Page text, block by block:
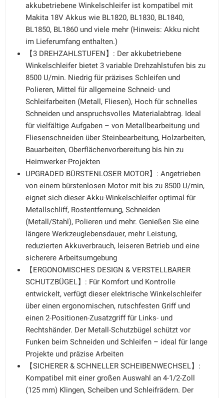
akkubetriebene Winkelschleifer ist kompatibel mit
Makita 18V Akkus wie BL1820, BL1830, BL1840,
BL1850, BL1860 und viele mehr (Hinweis: Akku nicht
im Lieferumfang enthalten.)
【3 DREHZAHLSTUFEN】: Der akkubetriebene
Winkelschleifer bietet 3 variable Drehzahlstufen bis zu
8500 U/min. Niedrig für präzises Schleifen und
Polieren, Mittel für allgemeine Schneid- und
Schleifarbeiten (Metall, Fliesen), Hoch für schnelles
Schneiden und anspruchsvolles Materialabtrag. Ideal
für vielfältige Aufgaben – von Metallbearbeitung und
Fliesenschneiden über Steinbearbeitung, Holzarbeiten,
Bauarbeiten, Oberflächenvorbereitung bis hin zu
Heimwerker-Projekten
UPGRADED BÜRSTENLOSER MOTOR】: Angetrieben
von einem bürstenlosen Motor mit bis zu 8500 U/min,
eignet sich dieser Akku-Winkelschleifer optimal für
Metallschliff, Rostentfernung, Schneiden
(Metall/Stahl), Polieren und mehr. Genießen Sie eine
längere Werkzeuglebensdauer, mehr Leistung,
reduzierten Akkuverbrauch, leiseren Betrieb und eine
sicherere Arbeitsumgebung
【ERGONOMISCHES DESIGN & VERSTELLBARER
SCHUTZBÜGEL】: Für Komfort und Kontrolle
entwickelt, verfügt dieser elektrische Winkelschleifer
über einen ergonomischen, rutschfesten Griff und
einen 2-Positionen-Zusatzgriff für Links- und
Rechtshänder. Der Metall-Schutzbügel schützt vor
Funken beim Schneiden und Schleifen – ideal für lange
Projekte und präzise Arbeiten
【SICHERER & SCHNELLER SCHEIBENWECHSEL】:
Kompatibel mit einer großen Auswahl an 4-1/2-Zoll
(125 mm) Klingen, Scheiben und Schleifrädern. Der